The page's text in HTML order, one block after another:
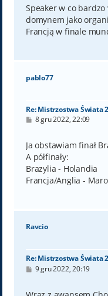
t
Speaker w co
domynem jako
Francją w finale
pablo77
Re: Mistrzostwa Świata
P
t
8 gru 2022, 22:09
Ja obstawiam finał
A półfinały:
Brazylia - Holandia
Francja/Anglia -
Ravcio
Re: Mistrzostwa Świata
P
t
9 gru 2022, 20:19